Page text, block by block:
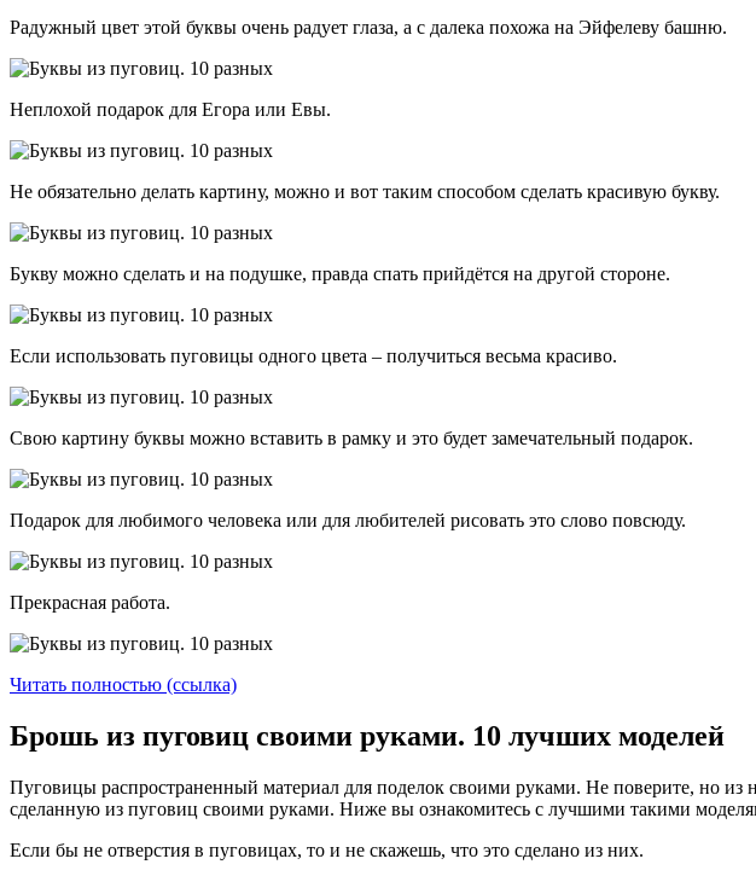
Радужный цвет этой буквы очень радует глаза, а с далека похожа на Эйфелеву башню.
Неплохой подарок для Егора или Евы.
Не обязательно делать картину, можно и вот таким способом сделать красивую букву.
Букву можно сделать и на подушке, правда спать прийдётся на другой стороне.
Если использовать пуговицы одного цвета – получиться весьма красиво.
Свою картину буквы можно вставить в рамку и это будет замечательный подарок.
Подарок для любимого человека или для любителей рисовать это слово повсюду.
Прекрасная работа.
Читать полностью (ссылка)
Брошь из пуговиц своими руками. 10 лучших моделей
Пуговицы распространенный материал для поделок своими руками. Не поверите, но
сделанную из пуговиц своими руками. Ниже вы ознакомитесь с лучшими такими
Если бы не отверстия в пуговицах, то и не скажешь, что это сделано из них.